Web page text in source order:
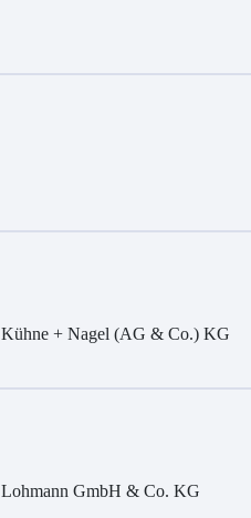
Kühne + Nagel (AG & Co.) KG
Lohmann GmbH & Co. KG